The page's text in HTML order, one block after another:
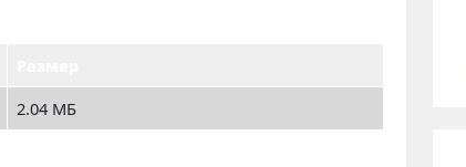
2.04 МБ